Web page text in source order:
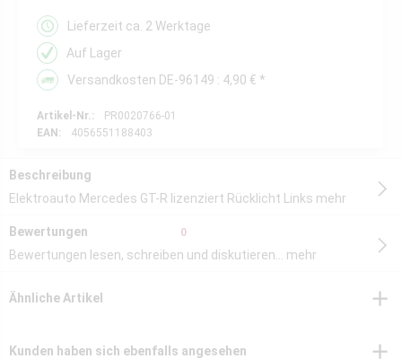
Lieferzeit ca. 2 Werktage
Auf Lager
Versandkosten DE-96149 : 4,90 € *
Artikel-Nr.:
PR0020766-01
EAN:
4056551188403
Beschreibung
Elektroauto Mercedes GT-R lizenziert Rücklicht Links mehr
Bewertungen 0
Bewertungen lesen, schreiben und diskutieren... mehr
Ähnliche Artikel
Kunden haben sich ebenfalls angesehen